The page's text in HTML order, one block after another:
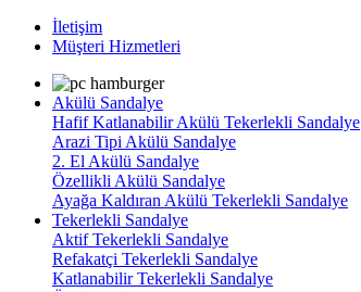
İletişim
Müşteri Hizmetleri
Akülü Sandalye
Hafif Katlanabilir Akülü Tekerlekli Sandalye
Arazi Tipi Akülü Sandalye
2. El Akülü Sandalye
Özellikli Akülü Sandalye
Ayağa Kaldıran Akülü Tekerlekli Sandalye
Tekerlekli Sandalye
Aktif Tekerlekli Sandalye
Refakatçi Tekerlekli Sandalye
Katlanabilir Tekerlekli Sandalye